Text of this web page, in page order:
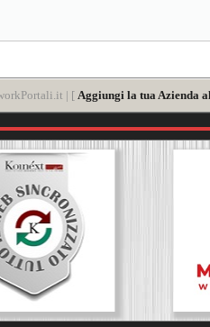
| [ Aggiungi la tua Azienda